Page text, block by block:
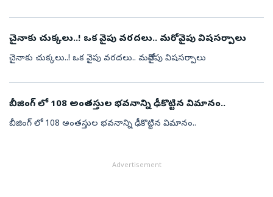
చైనాకు చుక్కలు..! ఒక వైపు వరదలు.. మరోవైపు విషసర్పాలు
చైనాకు చుక్కలు..! ఒక వైపు వరదలు.. మరోవైపు విషసర్పాలు
బీజింగ్ లో 108 అంతస్తుల భవనాన్ని ఢీకొట్టిన విమానం..
బీజింగ్ లో 108 అంతస్తుల భవనాన్ని ఢీకొట్టిన విమానం..
Advertisement